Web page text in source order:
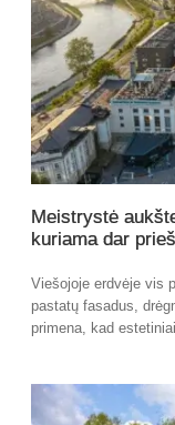
Meistrystė
kuriama dar
Viešojoje erdvėje vis
pastatų fasadus,
primena, kad